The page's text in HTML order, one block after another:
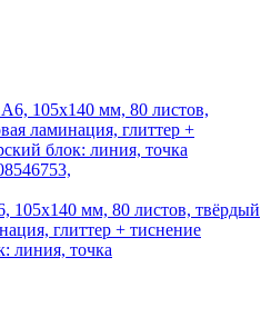
105х140 мм, 80 листов, твёрдый
глиттер + тиснение
линия, точка